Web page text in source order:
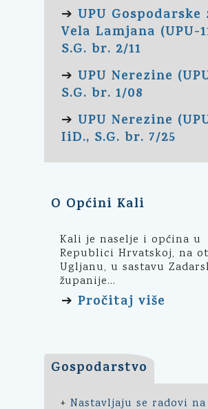
➔ UPU Gospodarske
Vela Lamjana (UPU-
S.G. br. 2/11
➔ UPU Nerezine
S.G. br. 1/08
➔ UPU Nerezine
IiD., S.G. br. 7/25
O Općini Kali
Kali je naselje i općina u
Republici Hrvatskoj, na
Ugljanu, u sastavu
županije...
➔ Pročitaj više
Gospodarstvo
+ Nastavljaju se radovi na